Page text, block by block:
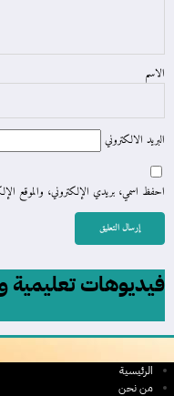
الاسم
البريد الالكتروني
احفظ اسمي، بريدي الإلكتروني، والموقع
فيديوهات
الرئيسية
من نحن